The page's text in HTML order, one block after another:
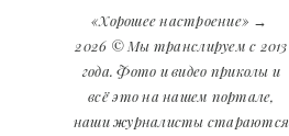
«Хорошее настроение» →
2026 © Мы транслируем с 2013
года. Фото и видео приколы и
всё это на нашем портале,
наши журналисты стараются